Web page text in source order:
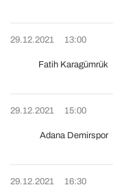
29.12.2021 13:00
Fatih Karagümrük
29.12.2021 15:00
Adana Demirspor
29.12.2021 16:30